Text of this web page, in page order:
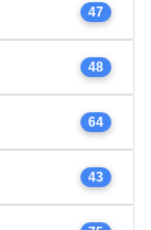
47
48
64
43